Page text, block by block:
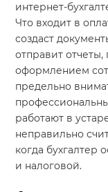
интернет-
Что входит в
создаст
отправит
оформлением
предельно
работают в
неправильно
когда бухгалтер
и налоговой.